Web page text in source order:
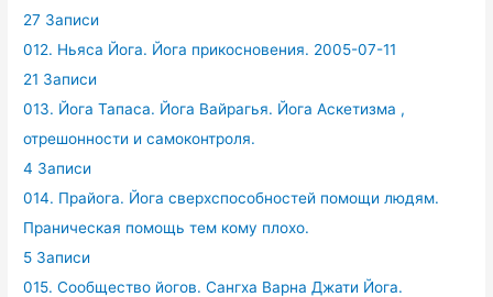
27 Записи
012. Ньяса Йога. Йога прикосновения. 2005-07-11
21 Записи
013. Йога Тапаса. Йога Вайрагья. Йога Аскетизма ,
отрешонности и самоконтроля.
4 Записи
014. Прайога. Йога сверхспособностей помощи людям.
Праническая помощь тем кому плохо.
5 Записи
015. Сообщество йогов. Сангха Варна Джати Йога.